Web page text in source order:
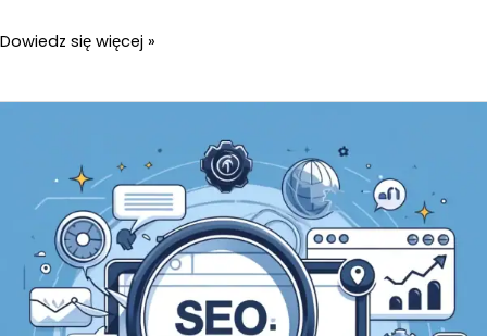
Czy
etyczne
pozycjonować,
szanując
zasady
play?
Dowiedz się więcej »